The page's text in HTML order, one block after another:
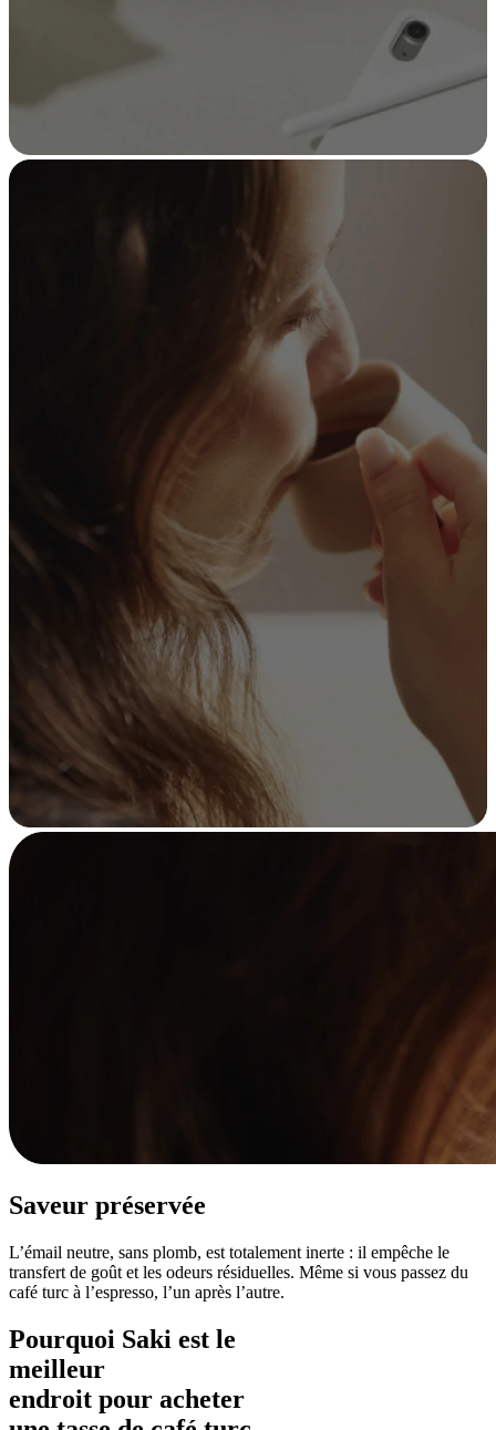
Saveur préservée
L’émail neutre, sans plomb, est totalement inerte : il empêche le
transfert de goût et les odeurs résiduelles. Même si vous passez du
café turc à l’espresso, l’un après l’autre.
Pourquoi Saki est le
meilleur
endroit pour acheter